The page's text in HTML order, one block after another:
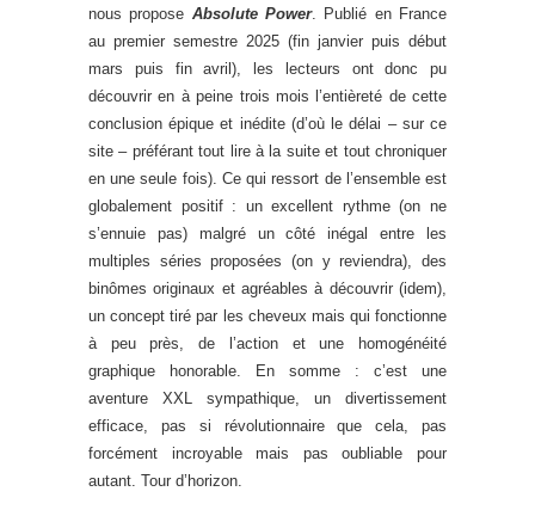
nous propose Absolute Power. Publié en France
au premier semestre 2025 (fin janvier puis début
mars puis fin avril), les lecteurs ont donc pu
découvrir en à peine trois mois l’entièreté de cette
conclusion épique et inédite (d’où le délai – sur ce
site – préférant tout lire à la suite et tout chroniquer
en une seule fois). Ce qui ressort de l’ensemble est
globalement positif : un excellent rythme (on ne
s’ennuie pas) malgré un côté inégal entre les
multiples séries proposées (on y reviendra), des
binômes originaux et agréables à découvrir (idem),
un concept tiré par les cheveux mais qui fonctionne
à peu près, de l’action et une homogénéité
graphique honorable. En somme : c’est une
aventure XXL sympathique, un divertissement
efficace, pas si révolutionnaire que cela, pas
forcément incroyable mais pas oubliable pour
autant. Tour d’horizon.